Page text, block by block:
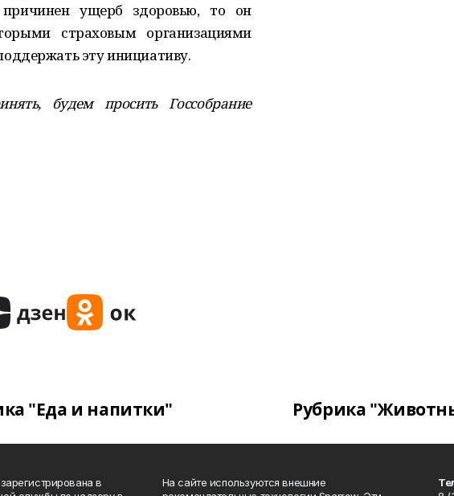
ущерб здоровью, то он
страховым организациями
эту инициативу.
будем просить Госсобрание
"Еда и напитки" Рубрика
в
На сайте используются внешние